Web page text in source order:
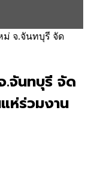
ม่ จ.จันทบุรี จัด
.จันทบุรี จัด
ห่ร่วมงาน